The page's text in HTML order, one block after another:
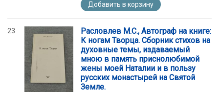
Добавить в корзину
23
Расловлев М.С., Автограф на книге:
К ногам Творца. Сборник стихов на
духовные темы, издаваемый
мною в память приснолюбимой
жены моей Наталии и в пользу
русских монастырей на Святой
Земле.